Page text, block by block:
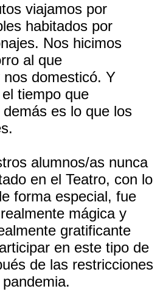
viajamos por
habitados por
Nos hicimos
al que
domesticó. Y
tiempo que
es lo que los
alumnos/as nunca
en el Teatro, con lo
forma especial, fue
mágica y
gratificante
en este tipo de
de las restricciones